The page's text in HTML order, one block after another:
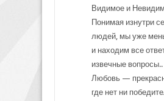
Видимое и
Понимая изнутри
людей, мы уже
и находим все
извечные вопросы..
Любовь —
где нет ни